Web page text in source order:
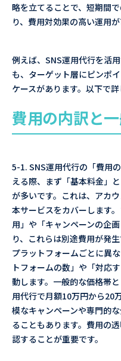
略を立てることで、短期間
り、費用対効果の高い運用が
例えば、SNS運用代行を活
も、ターゲット層にピンポ
ケースがあります。以下で詳
費用の内訳と
5-1. SNS運用代行の「費用
える際、まず「基本料金」
が多いです。これは、アカ
本サービスをカバーします
用」や「キャンペーンの企
り、これらは別途費用が発
プラットフォームごとに異
トフォームの数」や「対応
動します。一般的な価格帯
用代行で月額10万円から20
模なキャンペーンや専門的
ることもあります。費用の
認することが重要です。